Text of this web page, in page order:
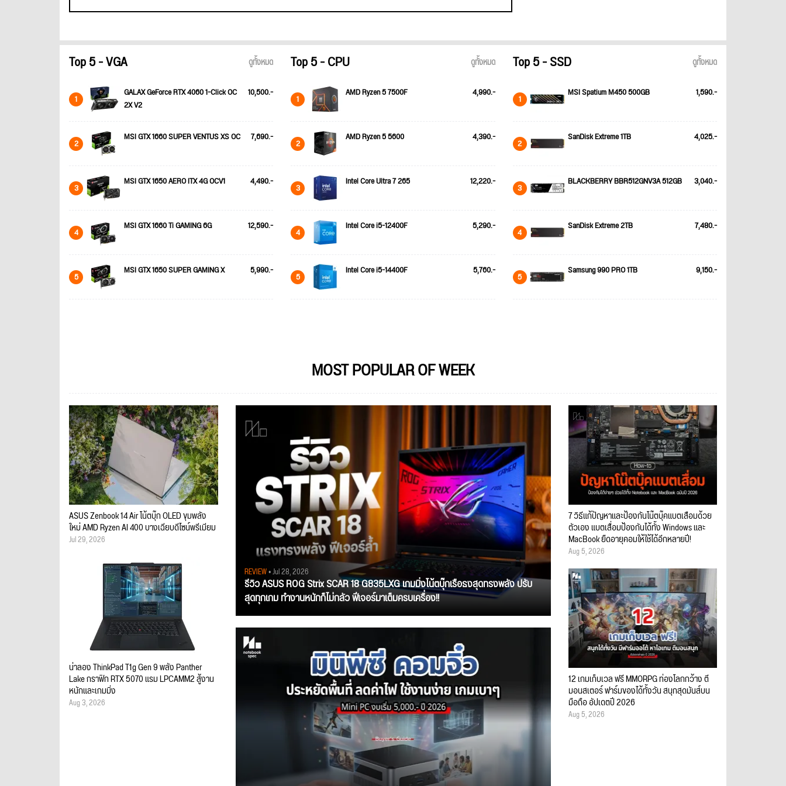
Top 5 - VGA ดูทั้งหมด
1
GALAX GeForce RTX 4060 1-Click OC
2X V2
10,500.-
2 MSI GTX 1660 SUPER VENTUS XS OC 7,690.-
3 MSI GTX 1650 AERO ITX 4G OCV1 4,490.-
4 MSI GTX 1660 Ti GAMING 6G 12,590.-
5 MSI GTX 1650 SUPER GAMING X 5,990.-
Top 5 - CPU ดูทั้งหมด
1 AMD Ryzen 5 7500F 4,990.-
2 AMD Ryzen 5 5600 4,390.-
3 Intel Core Ultra 7 265 12,220.-
4 Intel Core i5-12400F 5,290.-
5 Intel Core i5-14400F 5,760.-
Top 5 - SSD ดูทั้งหมด
1 MSI Spatium M450 500GB 1,590.-
2 SanDisk Extreme 1TB 4,025.-
3 BLACKBERRY BBR512GNV3A 512GB 3,040.-
4 SanDisk Extreme 2TB 7,480.-
5 Samsung 990 PRO 1TB 9,150.-
MOST POPULAR OF WEEK
REVIEW• Jul 28, 2026
รีวิว ASUS ROG Strix SCAR 18 G835LXG เกมมิ่งโน้ตบุ๊กเรือธงสุดทรงพลัง ปรับ
สุดทุกเกม ทำงานหนักก็ไม่กลัว ฟีเจอร์มาเต็มครบเครื่อง!!
ASUS Zenbook 14 Air โน้ตบุ๊ก OLED ขุมพลัง
ใหม่ AMD Ryzen AI 400 บางเฉียบดีไซน์พรีเมียม
Jul 29, 2026
น่าลอง ThinkPad T1g Gen 9 พลัง Panther
Lake กราฟิก RTX 5070 แรม LPCAMM2 สู้งาน
หนักและเกมมิ่ง
Aug 3, 2026
7 วิธีแก้ปัญหาและป้องกันโน๊ตบุ๊คแบตเสื่อมด้วย
ตัวเอง แบตเสื่อมป้องกันได้ทั้ง Windows และ
MacBook ยืดอายุคอมให้ใช้ได้อีกหลายปี!
Aug 5, 2026
12 เกมเก็บเวล ฟรี MMORPG ท่องโลกกว้าง ตี
มอนสเตอร์ ฟาร์มของได้ทั้งวัน สนุกสุดมันส์บน
มือถือ อัปเดตปี 2026
Aug 5, 2026